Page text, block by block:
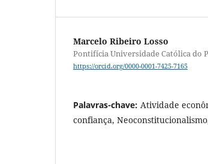
Marcelo Ribeiro Losso
Pontifícia Universidade Católica do
https://orcid.org/0000-0001-7425-7165
Palavras-chave: Atividade
confiança,